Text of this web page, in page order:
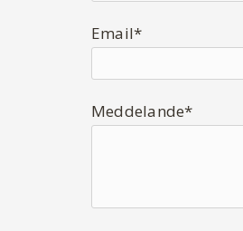
Email*
Meddelande*